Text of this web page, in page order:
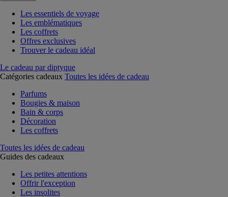
Les essentiels de voyage
Les emblématiques
Les coffrets
Offres exclusives
Trouver le cadeau idéal
Le cadeau par diptyque
Catégories cadeaux Toutes les idées de cadeau
Parfums
Bougies & maison
Bain & corps
Décoration
Les coffrets
Toutes les idées de cadeau
Guides des cadeaux
Les petites attentions
Offrir l'exception
Les insolites